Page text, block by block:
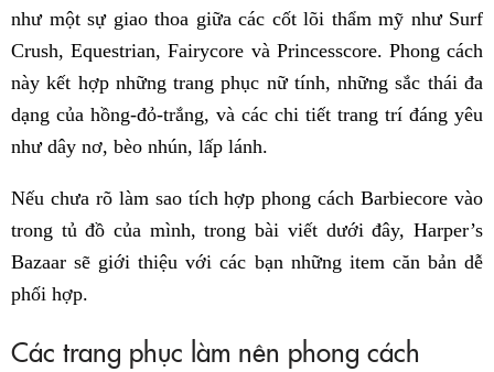
như một sự giao thoa giữa các cốt lõi thẩm mỹ như Surf
Crush, Equestrian, Fairycore và Princesscore. Phong cách
này kết hợp những trang phục nữ tính, những sắc thái đa
dạng của hồng-đỏ-trắng, và các chi tiết trang trí đáng yêu
như dây nơ, bèo nhún, lấp lánh.
Nếu chưa rõ làm sao tích hợp phong cách Barbiecore vào
trong tủ đồ của mình, trong bài viết dưới đây, Harper’s
Bazaar sẽ giới thiệu với các bạn những item căn bản dễ
phối hợp.
Các trang phục làm nên phong cách